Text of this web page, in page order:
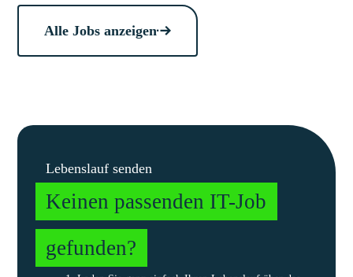
Alle Jobs anzeigen
Lebenslauf senden
Keinen passenden IT-Job
gefunden?